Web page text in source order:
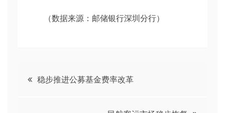
（数据来源：邮储银行深圳分行）
文 稳步推进公募基金费率改革